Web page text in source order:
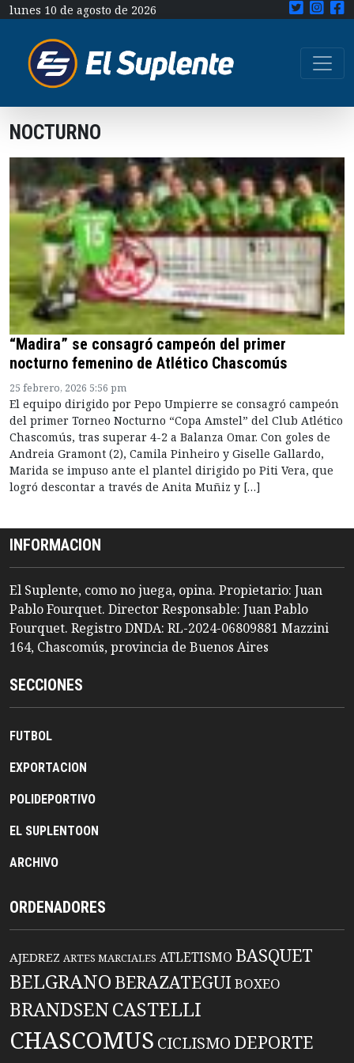
lunes 10 de agosto de 2026
NOCTURNO
“Madira” se consagró campeón del primer
nocturno femenino de Atlético Chascomús
25 febrero, 2026 5:56 pm
El equipo dirigido por Pepo Umpierre se consagró campeón
del primer Torneo Nocturno “Copa Amstel” del Club Atlético
Chascomús, tras superar 4-2 a Balanza Omar. Con goles de
Andreia Gramont (2), Camila Pinheiro y Giselle Gallardo,
Marida se impuso ante el plantel dirigido po Piti Vera, que
logró descontar a través de Anita Muñiz y […]
INFORMACION
El Suplente, como no juega, opina. Propietario: Juan
Pablo Fourquet. Director Responsable: Juan Pablo
Fourquet. Registro DNDA: RL-2024-06809881 Mazzini
164, Chascomús, provincia de Buenos Aires
SECCIONES
FUTBOL
EXPORTACION
POLIDEPORTIVO
EL SUPLENTOON
ARCHIVO
ORDENADORES
AJEDREZ ARTES MARCIALES ATLETISMO BASQUET
BELGRANO BERAZATEGUIBOXEO
BRANDSENCASTELLI
CHASCOMUS CICLISMO DEPORTE